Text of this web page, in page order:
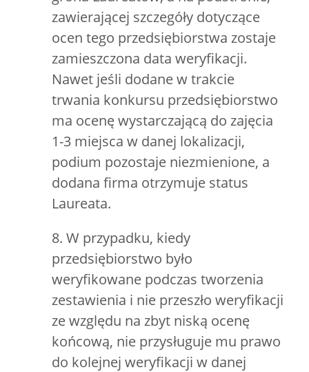
zawierającej szczegóły dotyczące
ocen tego przedsiębiorstwa zostaje
zamieszczona data weryfikacji.
Nawet jeśli dodane w trakcie
trwania konkursu przedsiębiorstwo
ma ocenę wystarczającą do zajęcia
1-3 miejsca w danej lokalizacji,
podium pozostaje niezmienione, a
dodana firma otrzymuje status
Laureata.
8. W przypadku, kiedy
przedsiębiorstwo było
weryfikowane podczas tworzenia
zestawienia i nie przeszło weryfikacji
ze względu na zbyt niską ocenę
końcową, nie przysługuje mu prawo
do kolejnej weryfikacji w danej